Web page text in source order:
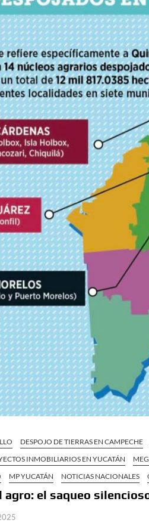
DESPOJO DE TIERRAS EN CAMPECHE
INMOBILIARIOS EN YUCATÁN
MP YUCATÁN NOTICIAS NACIONALES
agro: el saqueo